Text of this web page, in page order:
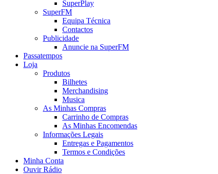
SuperPlay
SuperFM
Equipa Técnica
Contactos
Publicidade
Anuncie na SuperFM
Passatempos
Loja
Produtos
Bilhetes
Merchandising
Musica
As Minhas Compras
Carrinho de Compras
As Minhas Encomendas
Informações Legais
Entregas e Pagamentos
Termos e Condições
Minha Conta
Ouvir Rádio